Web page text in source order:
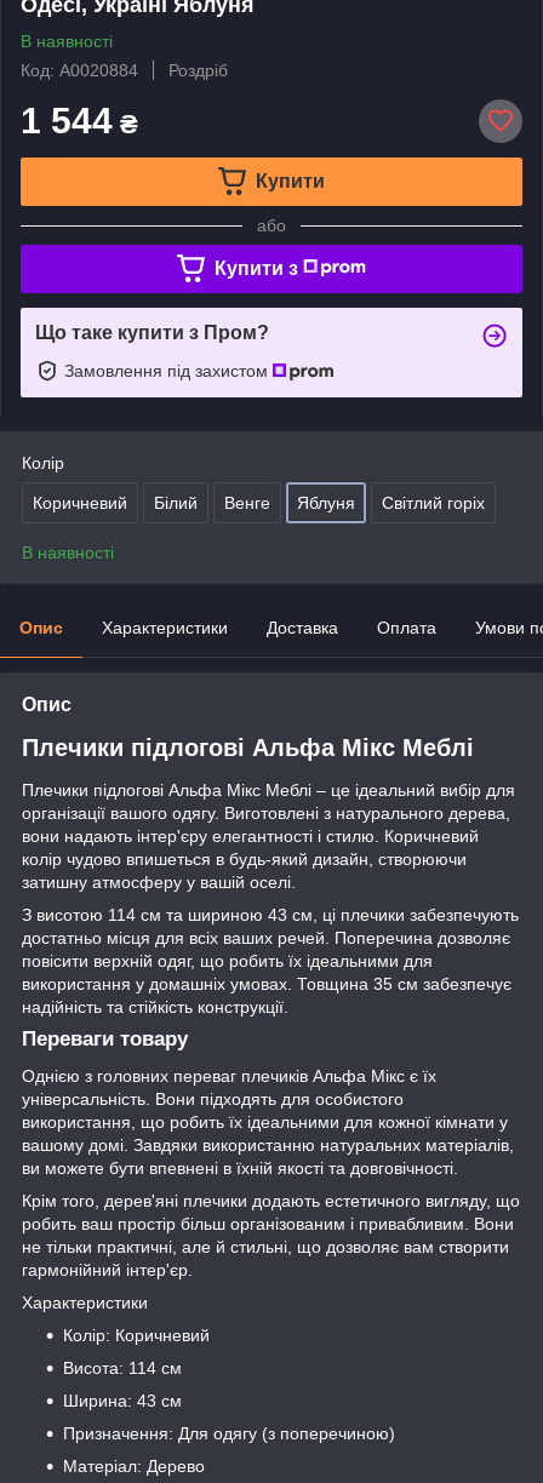
В наявності
Код: А0020884
Роздріб
1 544 ₴
Купити
або
Купити з
Що таке купити з Пром?
Замовлення під захистом
Колір
Коричневий Білий Венге Яблуня Світлий горіх
В наявності
Опис Характеристики Доставка Оплата Умови
Опис
Плечики підлогові Альфа Мікс Меблі
Плечики підлогові Альфа Мікс Меблі – це ідеальний вибір для
організації вашого одягу. Виготовлені з натурального дерева,
вони надають інтер'єру елегантності і стилю. Коричневий
колір чудово впишеться в будь-який дизайн, створюючи
затишну атмосферу у вашій оселі.
З висотою 114 см та шириною 43 см, ці плечики забезпечують
достатньо місця для всіх ваших речей. Поперечина дозволяє
повісити верхній одяг, що робить їх ідеальними для
використання у домашніх умовах. Товщина 35 см забезпечує
надійність та стійкість конструкції.
Переваги товару
Однією з головних переваг плечиків Альфа Мікс є їх
універсальність. Вони підходять для особистого
використання, що робить їх ідеальними для кожної кімнати у
вашому домі. Завдяки використанню натуральних матеріалів,
ви можете бути впевнені в їхній якості та довговічності.
Крім того, дерев'яні плечики додають естетичного вигляду, що
робить ваш простір більш організованим і привабливим. Вони
не тільки практичні, але й стильні, що дозволяє вам створити
гармонійний інтер'єр.
Характеристики
Колір: Коричневий
Висота: 114 см
Ширина: 43 см
Призначення: Для одягу (з поперечиною)
Матеріал: Дерево